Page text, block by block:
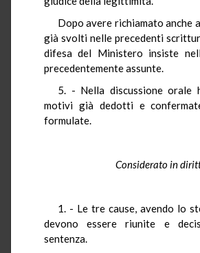
Dopo avere richiamato anche
già svolti nelle precedenti
difesa del Ministero insiste
precedentemente assunte.
5. - Nella discussione orale
motivi già dedotti e
formulate.
Considerato in
1. - Le tre cause, avendo lo
devono essere riunite e
sentenza.